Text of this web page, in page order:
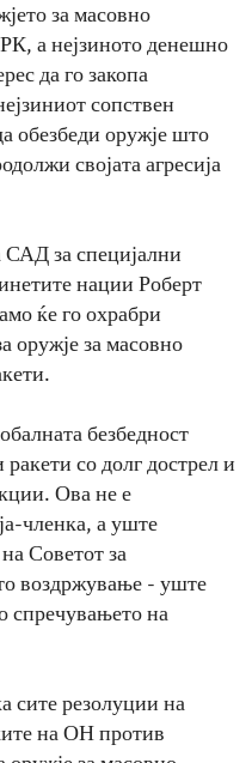
за масовно
а нејзиното денешно
да го закопа
сопствен
обезбеди оружје што
својата агресија
САД за специјални
нации Роберт
ќе го охрабри
оружје за масовно
безбедност
со долг дострел и
Ова не е
членка, а уште
Советот за
воздржување - уште
спречувањето на
сите резолуции на
на ОН против